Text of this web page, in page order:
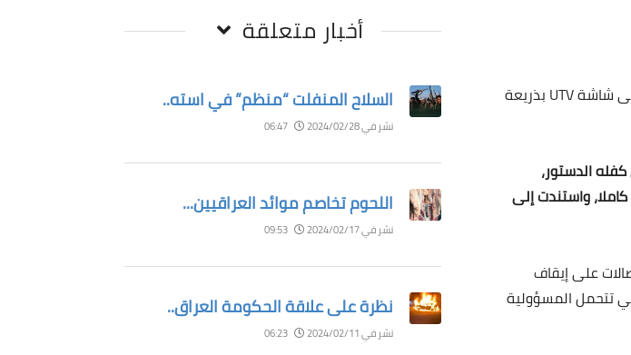
تتواصل المواقف الرافضة لقرار هيئة الإعلام والاتصالات منع عرض مسلسل الكاسر على شاشة UTV بذريعة
الدستور،
واستندت إلى
على إيقاف
تتحمل المسؤولية
أخبار متعلقة
السلاح المنفلت “منظم” في استه..
نشر في 2024/02/28 06:47
اللحوم تخاصم موائد العراقيين...
نشر في 2024/02/17 09:53
نظرة على علاقة الحكومة العراق..
نشر في 2024/02/11 06:23